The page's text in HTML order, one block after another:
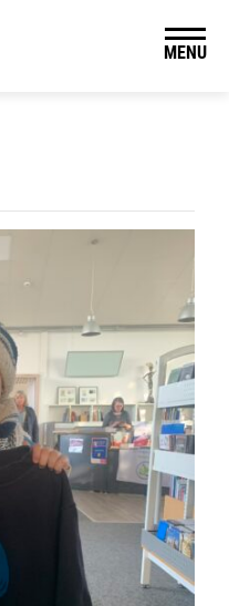
MENU